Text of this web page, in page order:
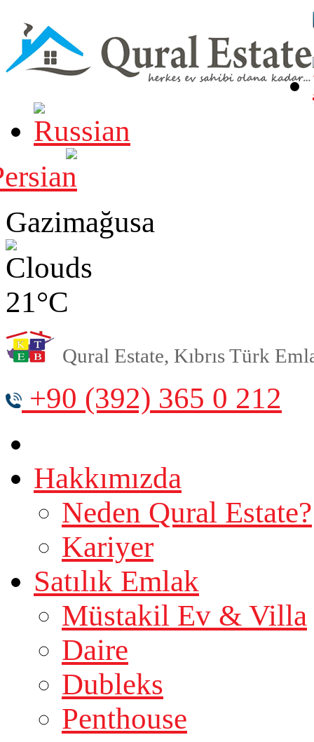
Gazimağusa
21°C
Qural Estate, Kıbrıs Türk
+90 (392) 365 0 212
Hakkımızda
Neden Qural Estate?
Kariyer
Satılık Emlak
Müstakil Ev & Villa
Daire
Dubleks
Penthouse